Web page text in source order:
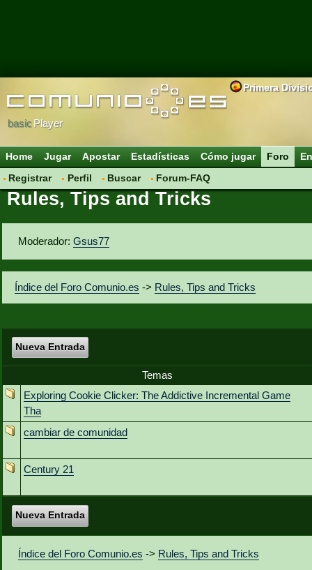
Primera
basicPlayer
Home Jugar Apostar Estadísticas Cómo jugar
Foro
Registrar
Perfil Buscar Forum-FAQ
Rules, Tips and Tricks
Moderador:Gsus77
Índice del Foro Comunio.es -> Rules, Tips and Tricks
Nueva Entrada
Temas
Exploring Cookie Clicker: The Addictive Incremental Game
Tha
cambiar de comunidad
Century 21
Nueva Entrada
Índice del Foro Comunio.es -> Rules, Tips and Tricks